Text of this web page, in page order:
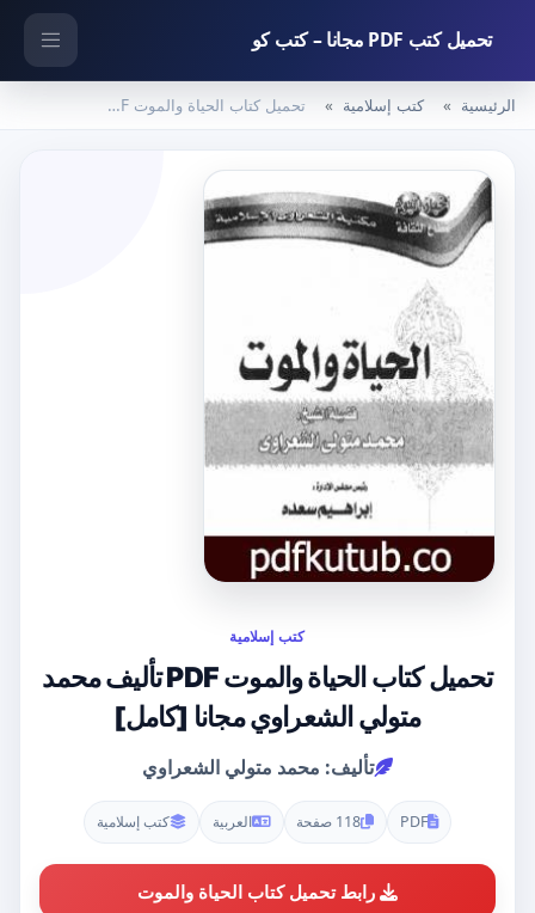
تحميل كتب PDF مجانا – كتب كو
الرئيسية كتب إسلامية تحميل كتاب الحياة والموت PDF تأليف محمد متولي الشعراوي مجانا [كامل]
كتب إسلامية
تحميل كتاب الحياة والموت PDF تأليف محمد
متولي الشعراوي مجانا [كامل]
تأليف: محمد متولي الشعراوي
PDF 118 صفحة العربية كتب إسلامية
رابط تحميل كتاب الحياة والموت